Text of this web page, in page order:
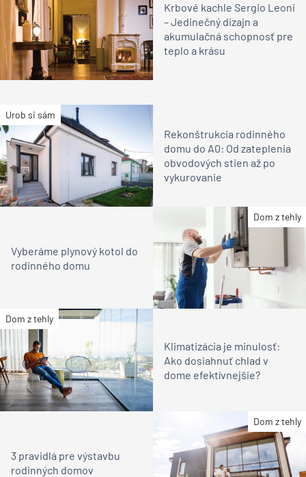
Krbové kachle Sergio Leoni
– Jedinečný dizajn a
akumulačná schopnosť pre
teplo a krásu
Urob si sám
Rekonštrukcia rodinného
domu do A0: Od zateplenia
obvodových stien až po
vykurovanie
Dom z tehly
Vyberáme plynový kotol do
rodinného domu
Dom z tehly
Klimatizácia je minulosť:
Ako dosiahnuť chlad v
dome efektívnejšie?
Dom z tehly
3 pravidlá pre výstavbu
rodinných domov